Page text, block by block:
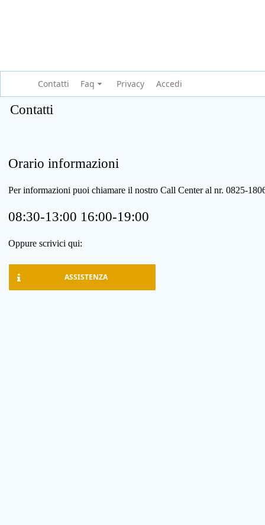
Contatti Faq Privacy Accedi
Contatti
Orario informazioni
Per informazioni puoi chiamare il nostro Call Center al nr. 0825-
08:30-13:00 16:00-19:00
Oppure scrivici qui:
ASSISTENZA